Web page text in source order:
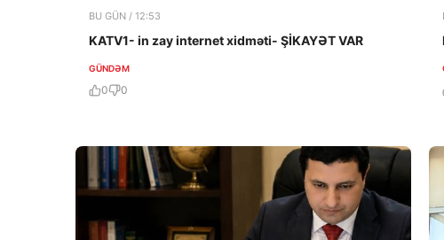
BU GÜN / 12:53
KATV1- in zay internet xidməti- ŞİKAYƏT VAR
GÜNDƏM
0 0